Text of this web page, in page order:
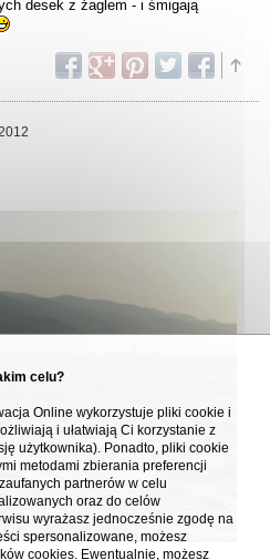
desek z żaglem - i śmigają
celu?
Online wykorzystuje pliki cookie i
i ułatwiają Ci korzystanie z
użytkownika). Ponadto, pliki cookie
metodami zbierania preferencji
partnerów w celu
oraz do celów
wyrażasz jednocześnie zgodę na
spersonalizowane, możesz
cookies. Ewentualnie, możesz